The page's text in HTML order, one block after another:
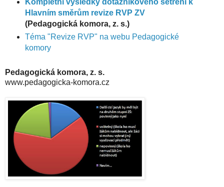
Hlavním směrům revize RVP ZV
(Pedagogická komora, z. s.)
Téma "Revize RVP" na webu Pedagogické
komory
Pedagogická komora, z. s.
www.pedagogicka-komora.cz